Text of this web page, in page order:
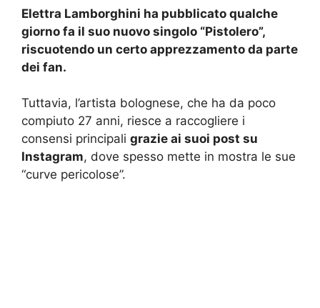
Elettra Lamborghini ha pubblicato qualche
giorno fa il suo nuovo singolo “Pistolero”,
riscuotendo un certo apprezzamento da parte
dei fan.
Tuttavia, l’artista bolognese, che ha da poco
compiuto 27 anni, riesce a raccogliere i
consensi principali grazie ai suoi post su
Instagram, dove spesso mette in mostra le sue
“curve pericolose”.